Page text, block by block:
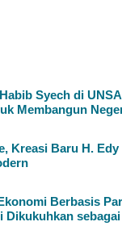
Syech di
Membangun
Kreasi Baru H.
Berbasis
Dikukuhkan